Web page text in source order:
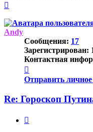
началу
Andy
Сообщения: 17
Зарегистрирован:
Контактная
информация
пользователя
Отправить
Re: Гороскоп